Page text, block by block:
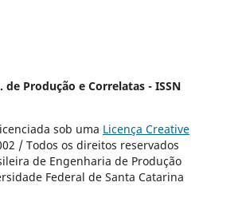
de Produção e Correlatas - ISSN
sob uma Licença Creative
/ Todos os direitos reservados
de Engenharia de Produção
Federal de Santa Catarina